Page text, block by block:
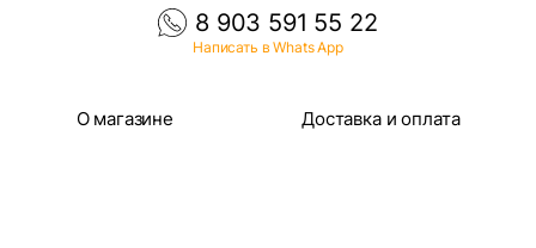
8 903 591 55 22
Написать в Whats App
О магазине Доставка и оплата